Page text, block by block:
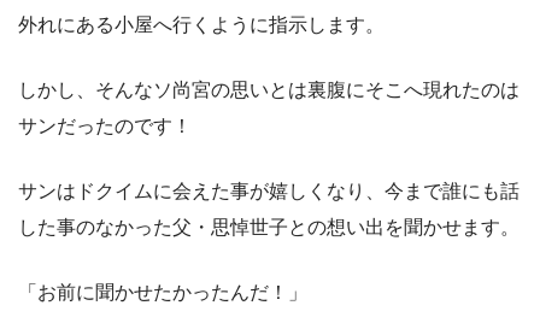
外れにある小屋へ行くように指示します。
しかし、そんなソ尚宮の思いとは裏腹にそこへ現れたのは
サンだったのです！
サンはドクイムに会えた事が嬉しくなり、今まで誰にも話
した事のなかった父・思悼世子との想い出を聞かせます。
「お前に聞かせたかったんだ！」